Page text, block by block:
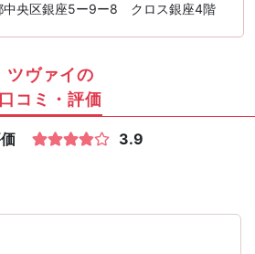
中央区銀座5ー9ー8 クロス銀座4階
ツヴァイの
口コミ・評価
3.9